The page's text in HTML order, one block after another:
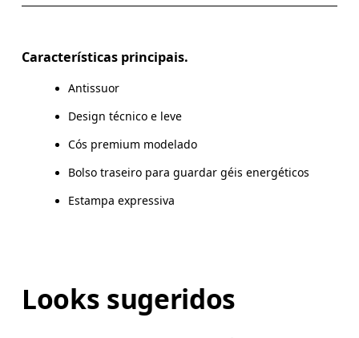
Como medir
Características principais.
Antissuor
Design técnico e leve
Cós premium modelado
Bolso traseiro para guardar géis energéticos
Estampa expressiva
Looks sugeridos